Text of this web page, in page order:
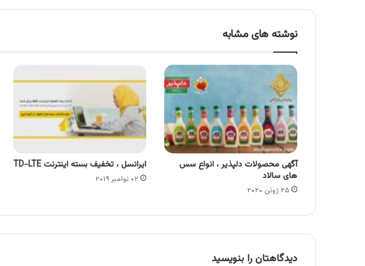
نوشته های مشابه
آگهی محصولات دلپذیر ، انواع سس
های سالاد
۲۵ ژوئن ۲۰۲۰
ایرانسل ، تخفیف بسته اینترنت TD-LTE
۰۲ نوامبر ۲۰۱۹
دیدگاهتان را بنویسید